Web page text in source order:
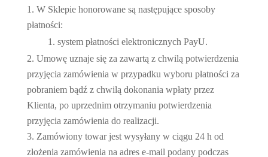
W Sklepie honorowane są następujące sposoby
płatności:
system płatności elektronicznych PayU.
Umowę uznaje się za zawartą z chwilą potwierdzenia
przyjęcia zamówienia w przypadku wyboru płatności za
pobraniem bądź z chwilą dokonania wpłaty przez
Klienta, po uprzednim otrzymaniu potwierdzenia
przyjęcia zamówienia do realizacji.
Zamówiony towar jest wysyłany w ciągu 24 h od
złożenia zamówienia na adres e-mail podany podczas